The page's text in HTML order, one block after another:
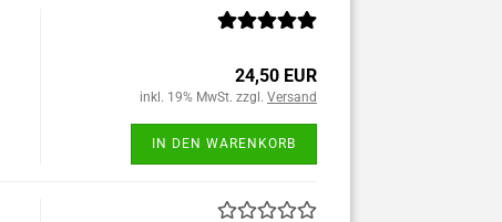
24,50 EUR
inkl. 19% MwSt. zzgl. Versand
IN DEN WARENKORB